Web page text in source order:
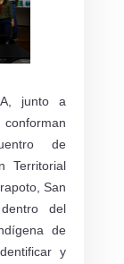
junto a
de
Territorial
San
del
de
y